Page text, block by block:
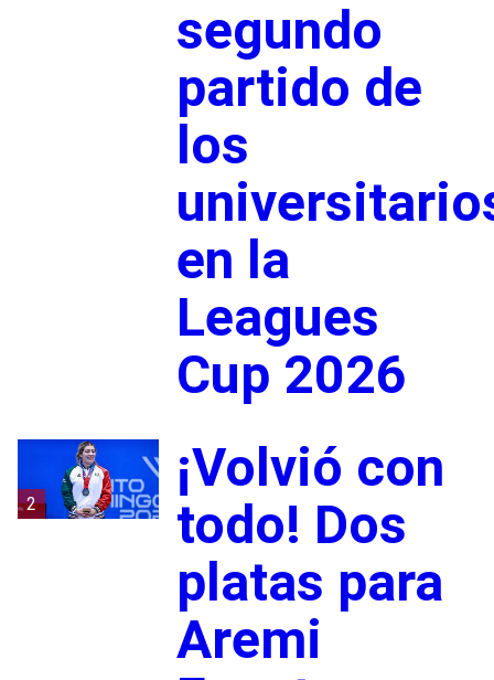
segundo
partido de
los
en la
Leagues
Cup 2026
2
¡Volvió con
todo! Dos
platas para
Aremi